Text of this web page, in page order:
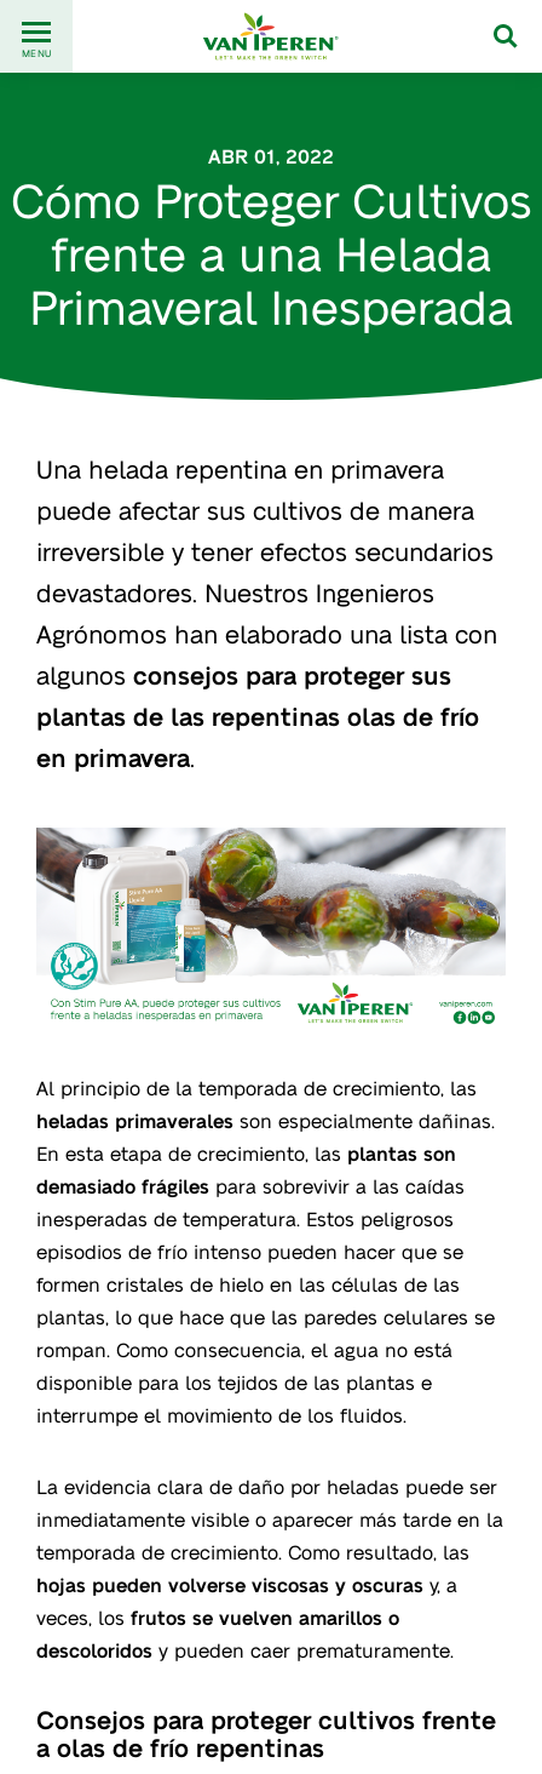
content
Back
to
MENU
ABR 01, 2022
Cómo Proteger Cultivos
frente a una Helada
Primaveral Inesperada
Una helada repentina en primavera
puede afectar sus cultivos de manera
irreversible y tener efectos secundarios
devastadores. Nuestros Ingenieros
Agrónomos han elaborado una lista con
algunos consejos para proteger sus
plantas de las repentinas olas de frío
en primavera.
Al principio de la temporada de crecimiento, las
heladas primaverales son especialmente dañinas.
En esta etapa de crecimiento, las plantas son
demasiado frágiles para sobrevivir a las caídas
inesperadas de temperatura. Estos peligrosos
episodios de frío intenso pueden hacer que se
formen cristales de hielo en las células de las
plantas, lo que hace que las paredes celulares se
rompan. Como consecuencia, el agua no está
disponible para los tejidos de las plantas e
interrumpe el movimiento de los fluidos.
La evidencia clara de daño por heladas puede ser
inmediatamente visible o aparecer más tarde en la
temporada de crecimiento. Como resultado, las
hojas pueden volverse viscosas y oscuras y, a
veces, los frutos se vuelven amarillos o
descoloridos y pueden caer prematuramente.
Consejos para proteger cultivos frente
a olas de frío repentinas